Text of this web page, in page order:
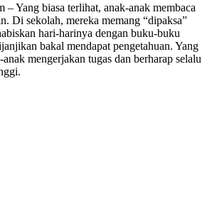
Yang biasa terlihat, anak-anak membaca
Di sekolah, mereka memang “dipaksa”
hari-harinya dengan buku-buku
bakal mendapat pengetahuan. Yang
mengerjakan tugas dan berharap selalu